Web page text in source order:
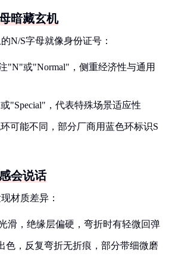
暗藏玄机
N/S字母就像身份证号：
"N"或"Normal"，侧重经济性与通用
或"Special"，代表特殊场景适应性
环可能不同，部分厂商用蓝色环标识S
会说话
材质差异：
滑，绝缘层偏硬，弯折时有轻微回弹
色，反复弯折无折痕，部分带细微磨